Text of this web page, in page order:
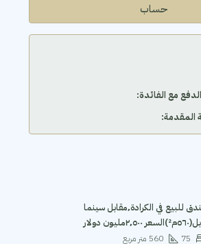
حساب
مع الفائدة:
المقدمة:
فندق للبيع في الكرادة٬مقابل سينما
٢٬٥٠٠مليون دولار
75
560 متر مربع